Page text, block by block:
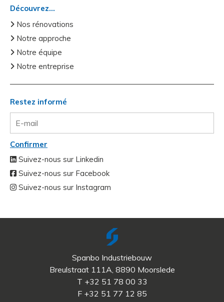
Découvrez...
Nos rénovations
Notre approche
Notre équipe
Notre entreprise
Restez informé
Confirmer
Suivez-nous sur Linkedin
Suivez-nous sur Facebook
Suivez-nous sur Instagram
Spanbo Industriebouw
Breulstraat 111A, 8890 Moorslede
T +32 51 78 00 33
F +32 51 77 12 85